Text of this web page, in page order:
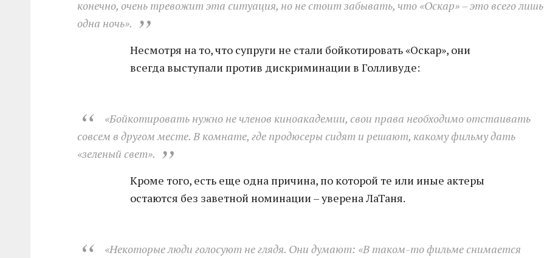
конечно, очень тревожит эта ситуация, но не стоит забывать, что «Оскар» – это всего лишь
одна ночь».
Несмотря на то, что супруги не стали бойкотировать «Оскар», они
всегда выступали против дискриминации в Голливуде:
«Бойкотировать нужно не членов киноакадемии, свои права необходимо отстаивать
совсем в другом месте. В комнате, где продюсеры сидят и решают, какому фильму дать
«зеленый свет».
Кроме того, есть еще одна причина, по которой те или иные актеры
остаются без заветной номинации – уверена ЛаТаня.
«Некоторые люди голосуют не глядя. Они думают: «В таком-то фильме снимается